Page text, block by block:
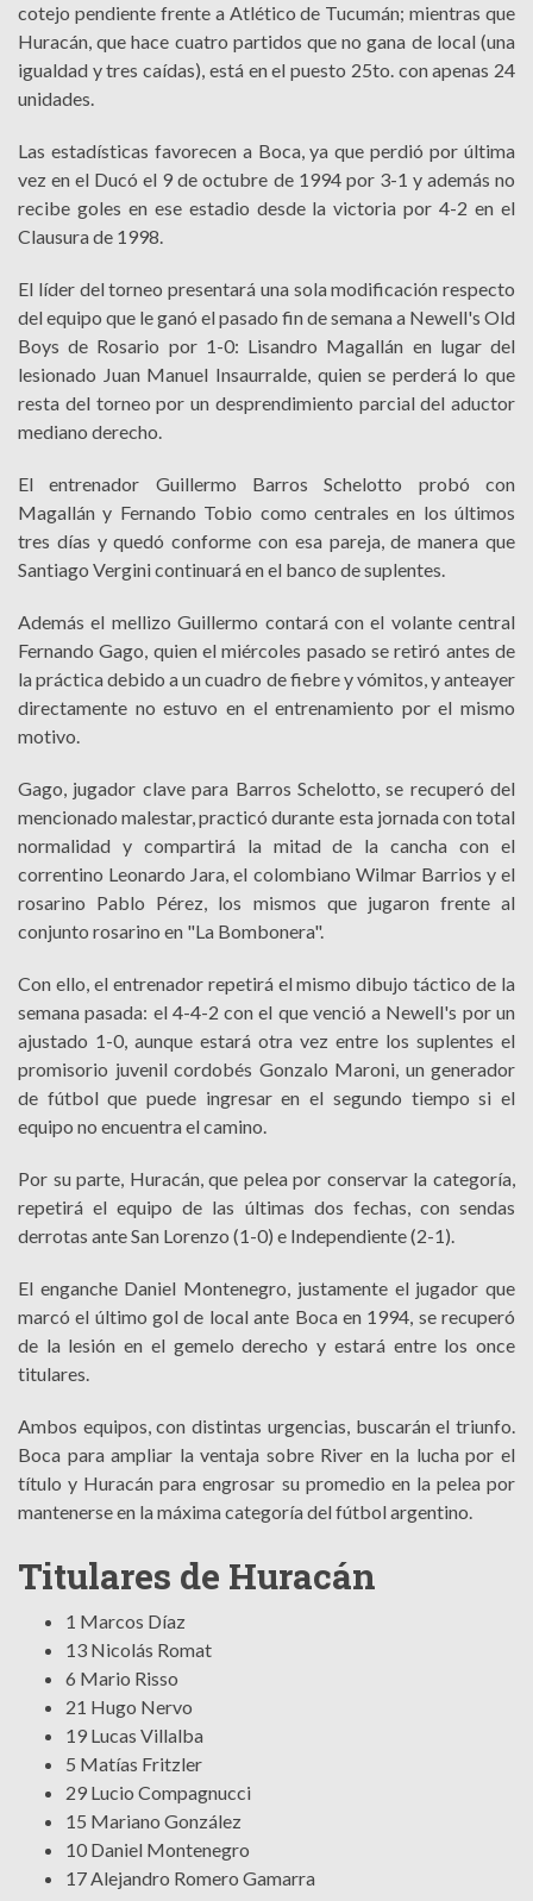
cotejo pendiente frente a Atlético de Tucumán; mientras que
Huracán, que hace cuatro partidos que no gana de local (una
igualdad y tres caídas), está en el puesto 25to. con apenas 24
unidades.
Las estadísticas favorecen a Boca, ya que perdió por última
vez en el Ducó el 9 de octubre de 1994 por 3-1 y además no
recibe goles en ese estadio desde la victoria por 4-2 en el
Clausura de 1998.
El líder del torneo presentará una sola modificación respecto
del equipo que le ganó el pasado fin de semana a Newell's Old
Boys de Rosario por 1-0: Lisandro Magallán en lugar del
lesionado Juan Manuel Insaurralde, quien se perderá lo que
resta del torneo por un desprendimiento parcial del aductor
mediano derecho.
El entrenador Guillermo Barros Schelotto probó con
Magallán y Fernando Tobio como centrales en los últimos
tres días y quedó conforme con esa pareja, de manera que
Santiago Vergini continuará en el banco de suplentes.
Además el mellizo Guillermo contará con el volante central
Fernando Gago, quien el miércoles pasado se retiró antes de
la práctica debido a un cuadro de fiebre y vómitos, y anteayer
directamente no estuvo en el entrenamiento por el mismo
motivo.
Gago, jugador clave para Barros Schelotto, se recuperó del
mencionado malestar, practicó durante esta jornada con total
normalidad y compartirá la mitad de la cancha con el
correntino Leonardo Jara, el colombiano Wilmar Barrios y el
rosarino Pablo Pérez, los mismos que jugaron frente al
conjunto rosarino en "La Bombonera".
Con ello, el entrenador repetirá el mismo dibujo táctico de la
semana pasada: el 4-4-2 con el que venció a Newell's por un
ajustado 1-0, aunque estará otra vez entre los suplentes el
promisorio juvenil cordobés Gonzalo Maroni, un generador
de fútbol que puede ingresar en el segundo tiempo si el
equipo no encuentra el camino.
Por su parte, Huracán, que pelea por conservar la categoría,
repetirá el equipo de las últimas dos fechas, con sendas
derrotas ante San Lorenzo (1-0) e Independiente (2-1).
El enganche Daniel Montenegro, justamente el jugador que
marcó el último gol de local ante Boca en 1994, se recuperó
de la lesión en el gemelo derecho y estará entre los once
titulares.
Ambos equipos, con distintas urgencias, buscarán el triunfo.
Boca para ampliar la ventaja sobre River en la lucha por el
título y Huracán para engrosar su promedio en la pelea por
mantenerse en la máxima categoría del fútbol argentino.
Titulares de Huracán
1 Marcos Díaz
13 Nicolás Romat
6 Mario Risso
21 Hugo Nervo
19 Lucas Villalba
5 Matías Fritzler
29 Lucio Compagnucci
15 Mariano González
10 Daniel Montenegro
17 Alejandro Romero Gamarra